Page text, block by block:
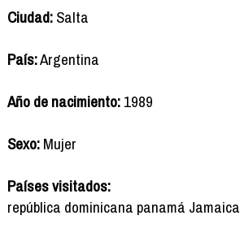
Ciudad:Salta
País:Argentina
Año de nacimiento:1989
Sexo:Mujer
Países visitados:
república dominicana panamá Jamaica